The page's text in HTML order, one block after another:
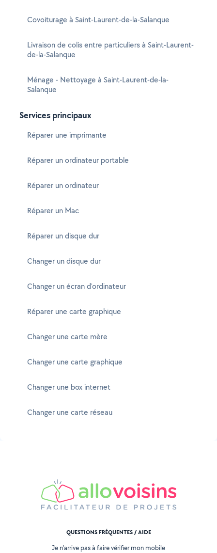
Covoiturage à Saint-Laurent-de-la-Salanque
Livraison de colis entre particuliers à Saint-Laurent-
de-la-Salanque
Ménage - Nettoyage à Saint-Laurent-de-la-
Salanque
Services principaux
Réparer une imprimante
Réparer un ordinateur portable
Réparer un ordinateur
Réparer un Mac
Réparer un disque dur
Changer un disque dur
Changer un écran d'ordinateur
Réparer une carte graphique
Changer une carte mère
Changer une carte graphique
Changer une box internet
Changer une carte réseau
QUESTIONS FRÉQUENTES / AIDE
Je n'arrive pas à faire vérifier mon mobile